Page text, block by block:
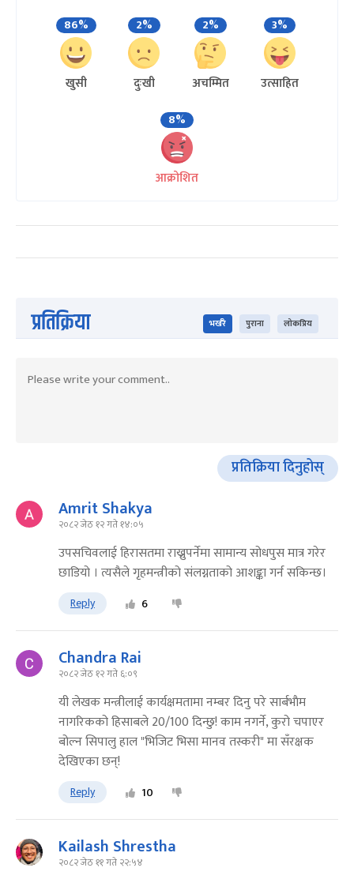
86%
खुसी
2%
दुःखी
2%
अचम्मित
3%
उत्साहित
8%
आक्रोशित
प्रतिक्रिया भर्खरै पुराना लोकप्रिय
प्रतिक्रिया दिनुहोस्
Amrit Shakya
२०८२ जेठ १२ गते १४:०५
उपसचिवलाई हिरासतमा राख्नुपर्नेमा सामान्य सोधपुस मात्र गरेर
छाडियो । त्यसैले गृहमन्त्रीको संलग्नताको आशङ्का गर्न सकिन्छ।
Reply 6
Chandra Rai
२०८२ जेठ १२ गते ६:०९
यी लेखक मन्त्रीलाई कार्यक्षमतामा नम्बर दिनु परे सार्बभाैम
नागरिकको हिसाबले 20/100 दिन्छु! काम नगर्ने, कुरो चपाएर
बोल्न सिपालु हाल "भिजिट भिसा मानव तस्करी" मा सँरक्षक
देखिएका छन्!
Reply 10
Kailash Shrestha
२०८२ जेठ ११ गते २२:५४